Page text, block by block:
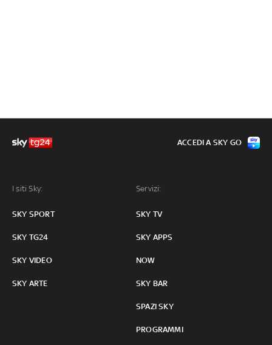
I siti Sky:
SKY SPORT
SKY TG24
SKY VIDEO
SKY ARTE
Servizi:
SKY TV
SKY APPS
NOW
SKY BAR
SPAZI SKY
PROGRAMMI
ACCEDI A SKY GO